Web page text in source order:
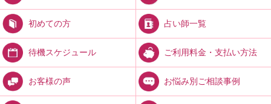
初めての方 占い師一覧
待機スケジュール ご利用料金・支払い方法
お客様の声 お悩み別ご相談事例